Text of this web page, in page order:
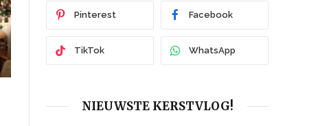
Pinterest Facebook
TikTok WhatsApp
NIEUWSTE KERSTVLOG!